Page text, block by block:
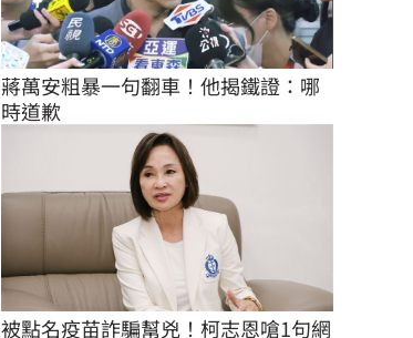
蔣萬安粗暴一句翻車！他揭鐵證：哪
時道歉
被點名疫苗詐騙幫兇！柯志恩嗆1句網